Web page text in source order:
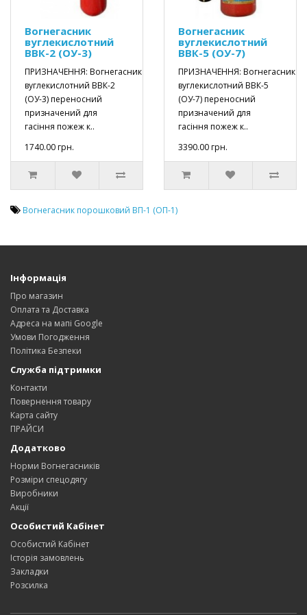
Вогнегасник
вуглекислотний
ВВК-2 (ОУ-3)
ПРИЗНАЧЕННЯ: Вогнегасник
вуглекислотний ВВК-2
(ОУ-3) переносний
призначений для
гасіння пожеж к..
1740.00 грн.
Вогнегасник
вуглекислотний
ВВК-5 (ОУ-7)
ПРИЗНАЧЕННЯ: Вогнегасник
вуглекислотний ВВК-5
(ОУ-7) переносний
призначений для
гасіння пожеж к..
3390.00 грн.
Вогнегасник порошковий ВП-1 (ОП-1)
Інформація
Про магазин
Оплата та Доставка
Адреса на мапі Google
Умови Погодження
Політика Безпеки
Служба підтримки
Контакти
Повернення товару
Карта сайту
ПРАЙСИ
Додатково
Норми Вогнегасників
Розміри спецодягу
Виробники
Акції
Особистий Кабінет
Особистий Кабінет
Історія замовлень
Закладки
Розсилка